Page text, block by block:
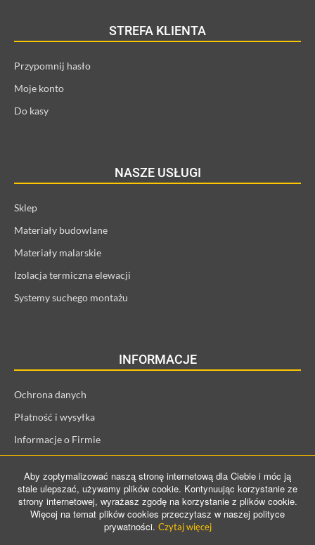
STREFA KLIENTA
Przypomnij hasło
Moje konto
Do kasy
NASZE USŁUGI
Sklep
Materiały budowlane
Materiały malarskie
Izolacja termiczna elewacji
Systemy suchego montażu
INFORMACJE
Ochrona danych
Płatność i wysyłka
Informacje o Firmie
Prawo odstąpienia od umowy
Aby zoptymalizować naszą stronę internetową dla Ciebie i móc ją
stale ulepszać, używamy plików cookie. Kontynuując korzystanie ze
strony internetowej, wyrażasz zgodę na korzystanie z plików cookie.
Więcej na temat plików cookies przeczytasz w naszej polityce
prywatności. Czytaj więcej